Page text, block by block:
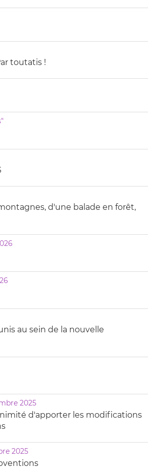
toutatis !
d'une balade en forêt,
au sein de la nouvelle
2025
d'apporter les modifications
2025